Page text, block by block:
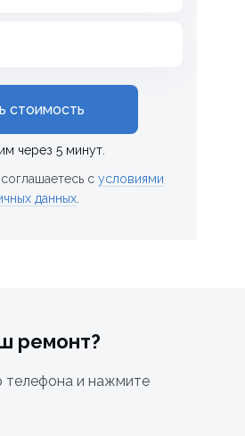
стоимость
через 5 минут.
с условиями
данных
ремонт?
телефона и нажмите